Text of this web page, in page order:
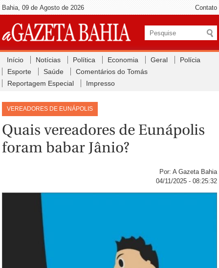
Bahia, 09 de Agosto de 2026 Contato
Início Notícias Política Economia Geral
Polícia
Esporte
Saúde
Comentários do Tomás
Reportagem Especial
Impresso
VEREADORES DE EUNÁPOLIS
Quais vereadores de Eunápolis
foram babar Jânio?
Por: A Gazeta Bahia
04/11/2025 - 08:25:32